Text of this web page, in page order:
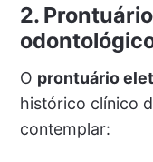
2.
O prontuário
histórico clínico
contemplar: